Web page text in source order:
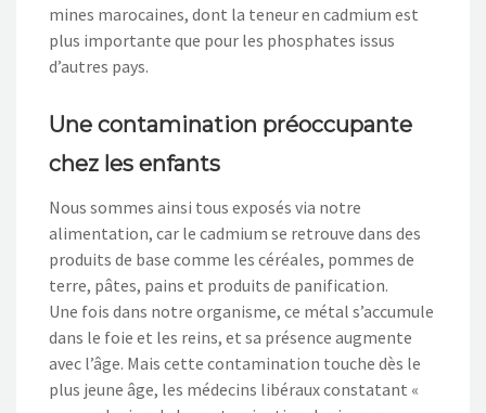
mines marocaines, dont la teneur en cadmium est
plus importante que pour les phosphates issus
d’autres pays.
Une contamination préoccupante
chez les enfants
Nous sommes ainsi tous exposés via notre
alimentation, car le cadmium se retrouve dans des
produits de base comme les céréales, pommes de
terre, pâtes, pains et produits de panification.
Une fois dans notre organisme, ce métal s’accumule
dans le foie et les reins, et sa présence augmente
avec l’âge. Mais cette contamination touche dès le
plus jeune âge, les médecins libéraux constatant «